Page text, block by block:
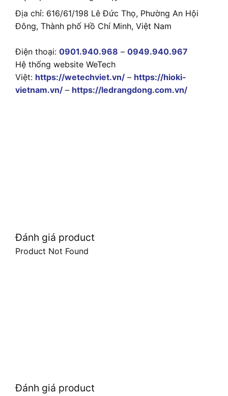
Địa chỉ: 616/61/198 Lê Đức Thọ, Phường An Hội
Đông, Thành phố Hồ Chí Minh, Việt Nam
Điện thoại: 0901.940.968 – 0949.940.967
Hệ thống website WeTech
Việt: https://wetechviet.vn/ – https://hioki-
vietnam.vn/ – https://ledrangdong.com.vn/
Đánh giá product
Product Not Found
Đánh giá product